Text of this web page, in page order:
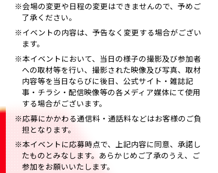
※会場の変更や日程の変更はできませんので、予めご
了承ください。
※イベントの内容は、予告なく変更する場合がござい
ます。
※本イベントにおいて、当日の様子の撮影及び参加者
への取材等を行い、撮影された映像及び写真、取材
内容等を当日ならびに後日、公式サイト・雑誌記
事・チラシ・配信映像等の各メディア媒体にて使用
する場合がございます。
※応募にかかわる通信料・通話料などはお客様のご負
担となります。
※本イベントに応募時点で、上記内容に同意、承諾し
たものとみなします。あらかじめご了承のうえ、ご
参加をお願いいたします。